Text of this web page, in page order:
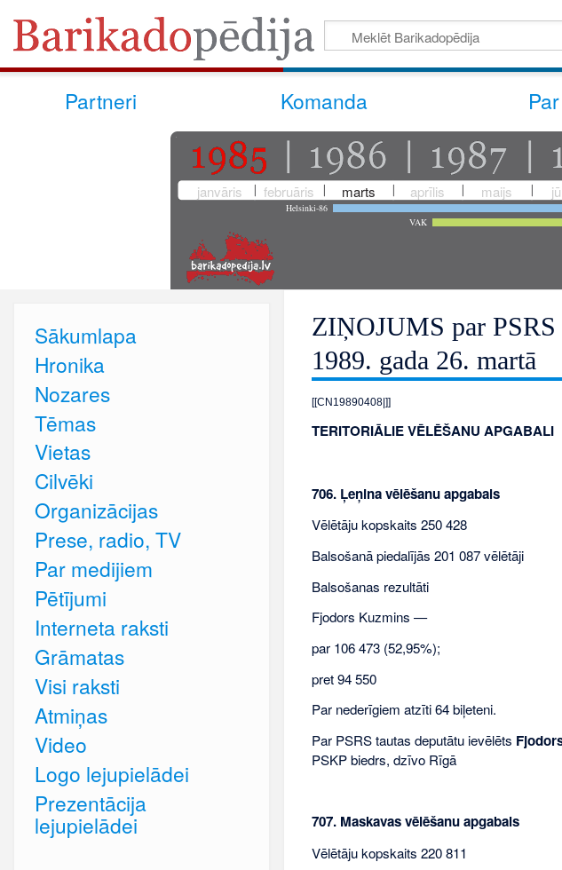
Partneri Komanda
janvāris februāris marts aprīlis maijs
Helsinki-86
VAK
ZIŅOJUMS par PSRS
1989. gada 26. martā
[[CN19890408|]]
TERITORIĀLIE VĒLĒŠANU APGABALI
706. Ļeņina vēlēšanu apgabals
Vēlētāju kopskaits 250 428
Balsošanā piedalījās 201 087 vēlētāji
Balsošanas rezultāti
Fjodors Kuzmins —
par 106 473 (52,95%);
pret 94 550
Par nederīgiem atzīti 64 biļeteni.
Par PSRS tautas deputātu ievēlēts
PSKP biedrs, dzīvo Rīgā
707. Maskavas vēlēšanu apgabals
Vēlētāju kopskaits 220 811
Sākumlapa
Hronika
Nozares
Tēmas
Vietas
Cilvēki
Organizācijas
Prese, radio, TV
Par medijiem
Pētījumi
Interneta raksti
Grāmatas
Visi raksti
Atmiņas
Video
Logo lejupielādei
Prezentācija
lejupielādei